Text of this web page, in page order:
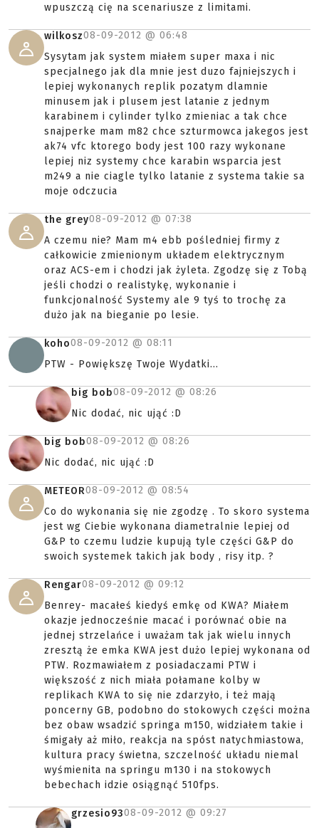
wpuszczą cię na scenariusze z limitami.
wilkosz08-09-2012 @ 06:48
Sysytam jak system miałem super maxa i nic
specjalnego jak dla mnie jest duzo fajniejszych i
lepiej wykonanych replik pozatym dlamnie
minusem jak i plusem jest latanie z jednym
karabinem i cylinder tylko zmieniac a tak chce
snajperke mam m82 chce szturmowca jakegos jest
ak74 vfc ktorego body jest 100 razy wykonane
lepiej niz systemy chce karabin wsparcia jest
m249 a nie ciagle tylko latanie z systema takie sa
moje odczucia
the grey08-09-2012 @ 07:38
A czemu nie? Mam m4 ebb pośledniej firmy z
całkowicie zmienionym układem elektrycznym
oraz ACS-em i chodzi jak żyleta. Zgodzę się z Tobą
jeśli chodzi o realistykę, wykonanie i
funkcjonalność Systemy ale 9 tyś to trochę za
dużo jak na bieganie po lesie.
koho08-09-2012 @ 08:11
PTW - Powiększę Twoje Wydatki...
big bob08-09-2012 @ 08:26
Nic dodać, nic ująć :D
big bob08-09-2012 @ 08:26
Nic dodać, nic ująć :D
METEOR08-09-2012 @ 08:54
Co do wykonania się nie zgodzę . To skoro systema
jest wg Ciebie wykonana diametralnie lepiej od
G&P to czemu ludzie kupują tyle części G&P do
swoich systemek takich jak body , risy itp. ?
Rengar08-09-2012 @ 09:12
Benrey- macałeś kiedyś emkę od KWA? Miałem
okazje jednocześnie macać i porównać obie na
jednej strzelańce i uważam tak jak wielu innych
zresztą że emka KWA jest dużo lepiej wykonana od
PTW. Rozmawiałem z posiadaczami PTW i
większość z nich miała połamane kolby w
replikach KWA to się nie zdarzyło, i też mają
poncerny GB, podobno do stokowych części można
bez obaw wsadzić springa m150, widziałem takie i
śmigały aż miło, reakcja na spóst natychmiastowa,
kultura pracy świetna, szczelność układu niemal
wyśmienita na springu m130 i na stokowych
bebechach idzie osiągnąć 510fps.
grzesio9308-09-2012 @ 09:27